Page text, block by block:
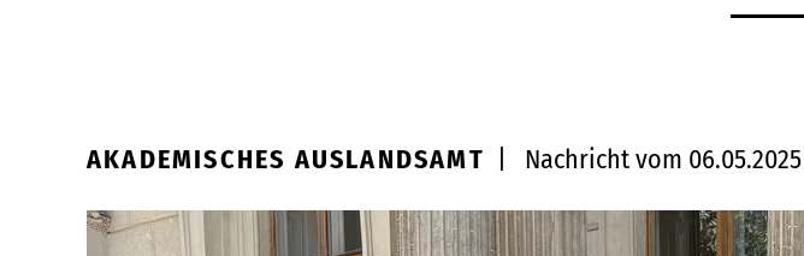
AKADEMISCHES AUSLANDSAMT Nachricht vom 06.05.2025